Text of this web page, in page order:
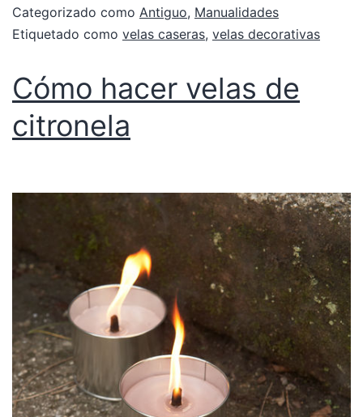
Categorizado como Antiguo, Manualidades
Etiquetado como velas caseras, velas decorativas
Cómo hacer velas de
citronela